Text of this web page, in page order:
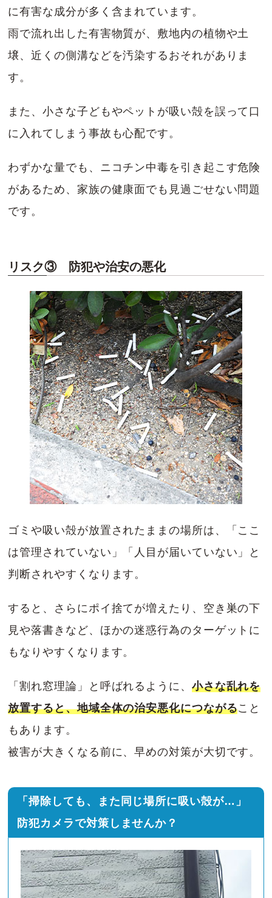
に有害な成分が多く含まれています。
雨で流れ出した有害物質が、敷地内の植物や土
壌、近くの側溝などを汚染するおそれがありま
す。
また、小さな子どもやペットが吸い殻を誤って口
に入れてしまう事故も心配です。
わずかな量でも、ニコチン中毒を引き起こす危険
があるため、家族の健康面でも見過ごせない問題
です。
リスク③ 防犯や治安の悪化
ゴミや吸い殻が放置されたままの場所は、「ここ
は管理されていない」「人目が届いていない」と
判断されやすくなります。
すると、さらにポイ捨てが増えたり、空き巣の下
見や落書きなど、ほかの迷惑行為のターゲットに
もなりやすくなります。
「割れ窓理論」と呼ばれるように、 小さな乱れを
放置すると、地域全体の治安悪化につながること
もあります。
被害が大きくなる前に、早めの対策が大切です。
「掃除しても、また同じ場所に吸い殻が…」
防犯カメラで対策しませんか？